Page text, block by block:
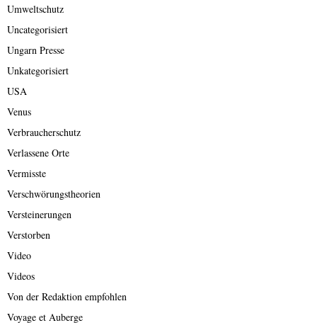
Umweltschutz
Uncategorisiert
Ungarn Presse
Unkategorisiert
USA
Venus
Verbraucherschutz
Verlassene Orte
Vermisste
Verschwörungstheorien
Versteinerungen
Verstorben
Video
Videos
Von der Redaktion empfohlen
Voyage et Auberge